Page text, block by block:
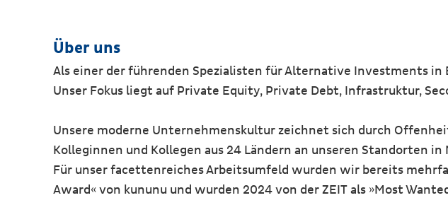
Über uns
Als einer der führenden Spezialisten für Alternative Investments
Unser Fokus liegt auf Private Equity, Private Debt, Infrastruktur,
Unsere moderne Unternehmenskultur zeichnet sich durch
Kolleginnen und Kollegen aus 24 Ländern an unseren Standorten in
Für unser facettenreiches Arbeitsumfeld wurden wir bereits
Award« von kununu und wurden 2024 von der ZEIT als »Most